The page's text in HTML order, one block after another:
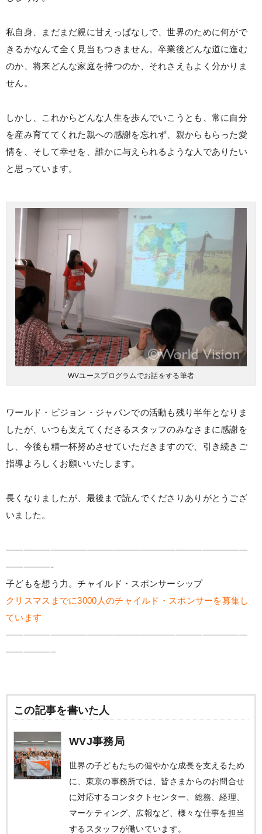
私自身、まだまだ親に甘えっぱなしで、世界のために何がで
きるかなんて全く見当もつきません。卒業後どんな道に進む
のか、将来どんな家庭を持つのか、それさえもよく分かりま
せん。
しかし、これからどんな人生を歩んでいこうとも、常に自分
を産み育ててくれた親への感謝を忘れず、親からもらった愛
情を、そして幸せを、誰かに与えられるような人でありたい
と思っています。
WVユースプログラムでお話をする筆者
ワールド・ビジョン・ジャパンでの活動も残り半年となりま
したが、いつも支えてくださるスタッフのみなさまに感謝を
し、今後も精一杯努めさせていただきますので、引き続きご
指導よろしくお願いいたします。
長くなりましたが、最後まで読んでくださりありがとうござ
いました。
———————————————————————————
—————-
子どもを想う力。チャイルド・スポンサーシップ
クリスマスまでに3000人のチャイルド・スポンサーを募集し
ています
———————————————————————————
—————–
この記事を書いた人
WVJ事務局
世界の子どもたちの健やかな成長を支えるため
に、東京の事務所では、皆さまからのお問合せ
に対応するコンタクトセンター、総務、経理、
マーケティング、広報など、様々な仕事を担当
するスタッフが働いています。